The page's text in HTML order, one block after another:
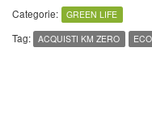
Categorie: GREEN LIFE
Tag: ACQUISTI KM ZERO